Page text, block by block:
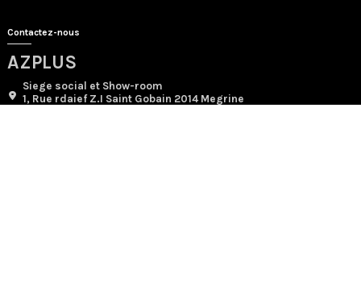
Contactez-nous
AZPLUS
Siege social et Show-room
1, Rue rdaief Z.I Saint Gobain 2014 Megrine